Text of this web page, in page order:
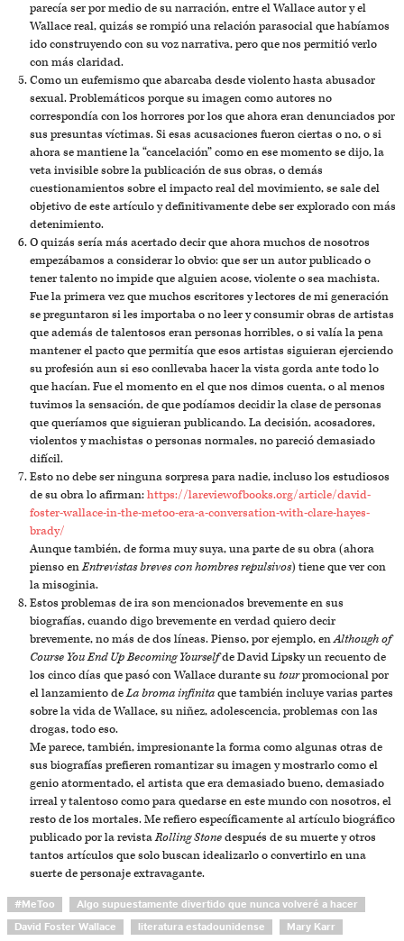
parecía ser por medio de su narración, entre el Wallace autor y el
Wallace real, quizás se rompió una relación parasocial que habíamos
ido construyendo con su voz narrativa, pero que nos permitió verlo
con más claridad.
Como un eufemismo que abarcaba desde violento hasta abusador
sexual. Problemáticos porque su imagen como autores no
correspondía con los horrores por los que ahora eran denunciados por
sus presuntas víctimas. Si esas acusaciones fueron ciertas o no, o si
ahora se mantiene la “cancelación” como en ese momento se dijo, la
veta invisible sobre la publicación de sus obras, o demás
cuestionamientos sobre el impacto real del movimiento, se sale del
objetivo de este artículo y definitivamente debe ser explorado con más
detenimiento.
O quizás sería más acertado decir que ahora muchos de nosotros
empezábamos a considerar lo obvio: que ser un autor publicado o
tener talento no impide que alguien acose, violente o sea machista.
Fue la primera vez que muchos escritores y lectores de mi generación
se preguntaron si les importaba o no leer y consumir obras de artistas
que además de talentosos eran personas horribles, o si valía la pena
mantener el pacto que permitía que esos artistas siguieran ejerciendo
su profesión aun si eso conllevaba hacer la vista gorda ante todo lo
que hacían. Fue el momento en el que nos dimos cuenta, o al menos
tuvimos la sensación, de que podíamos decidir la clase de personas
que queríamos que siguieran publicando. La decisión, acosadores,
violentos y machistas o personas normales, no pareció demasiado
difícil.
Esto no debe ser ninguna sorpresa para nadie, incluso los estudiosos
de su obra lo afirman:https://lareviewofbooks.org/article/david-
foster-wallace-in-the-metoo-era-a-conversation-with-clare-hayes-
brady/
Aunque también, de forma muy suya, una parte de su obra (ahora
pienso enEntrevistas breves con hombres repulsivos) tiene que ver con
la misoginia.
Estos problemas de ira son mencionados brevemente en sus
biografías, cuando digo brevemente en verdad quiero decir
brevemente, no más de dos líneas. Pienso, por ejemplo, enAlthough of
Course You End Up Becoming Yourselfde David Lipsky un recuento de
los cinco días que pasó con Wallace durante sutourpromocional por
el lanzamiento deLa broma infinitaque también incluye varias partes
sobre la vida de Wallace, su niñez, adolescencia, problemas con las
drogas, todo eso.
Me parece, también, impresionante la forma como algunas otras de
sus biografías prefieren romantizar su imagen y mostrarlo como el
genio atormentado, el artista que era demasiado bueno, demasiado
irreal y talentoso como para quedarse en este mundo con nosotros, el
resto de los mortales. Me refiero específicamente al artículo biográfico
publicado por la revistaRolling Stonedespués de su muerte y otros
tantos artículos que solo buscan idealizarlo o convertirlo en una
suerte de personaje extravagante.
#MeToo Algo supuestamente divertido que nunca volveré a hacer
David Foster Wallace literatura estadounidense Mary Karr